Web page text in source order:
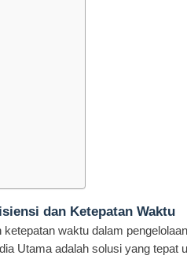
dan Ketepatan Waktu
waktu dalam
Utama adalah solusi yang tepat